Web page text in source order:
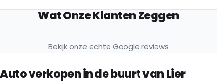
Wat Onze Klanten Zeggen
Bekijk onze echte Google reviews
Auto verkopen in de buurt van Lier